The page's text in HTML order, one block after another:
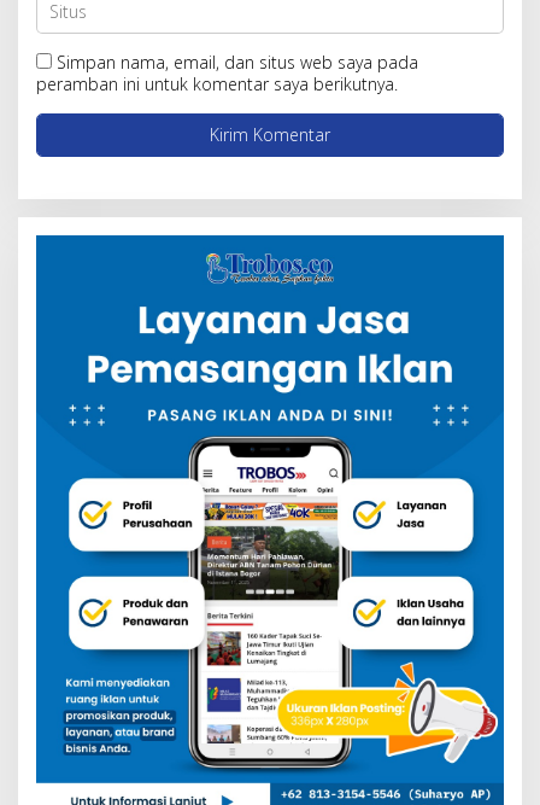
Simpan nama, email, dan situs web saya pada
peramban ini untuk komentar saya berikutnya.